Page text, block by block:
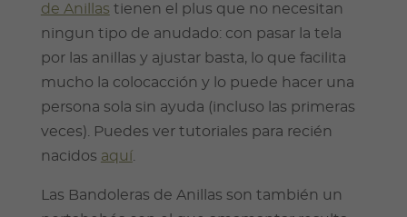
de Anillas tienen el plus que no necesitan
ningun tipo de anudado: con pasar la tela
por las anillas y ajustar basta, lo que facilita
mucho la colocacción y lo puede hacer una
persona sola sin ayuda (incluso las primeras
veces). Puedes ver tutoriales para recién
nacidos aquí
Las Bandoleras de Anillas son también un